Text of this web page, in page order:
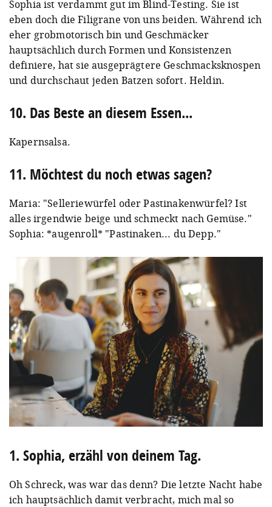
Sophia ist verdammt gut im Blind-Testing. Sie ist
eben doch die Filigrane von uns beiden. Während ich
eher grobmotorisch bin und Geschmäcker
hauptsächlich durch Formen und Konsistenzen
definiere, hat sie ausgeprägtere Geschmacksknospen
und durchschaut jeden Batzen sofort. Heldin.
10. Das Beste an diesem Essen...
Kapernsalsa.
11. Möchtest du noch etwas sagen?
Maria: "Selleriewürfel oder Pastinakenwürfel? Ist
alles irgendwie beige und schmeckt nach Gemüse."
Sophia: *augenroll* "Pastinaken... du Depp."
1. Sophia, erzähl von deinem Tag.
Oh Schreck, was war das denn? Die letzte Nacht habe
ich hauptsächlich damit verbracht, mich mal so